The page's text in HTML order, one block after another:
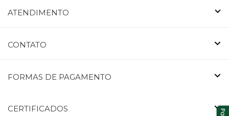
ATENDIMENTO
CONTATO
FORMAS DE PAGAMENTO
CERTIFICADOS